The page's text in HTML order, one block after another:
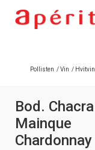
Pollisten /Vin / Hvitvin
Bod. Chacra
Mainque
Chardonnay